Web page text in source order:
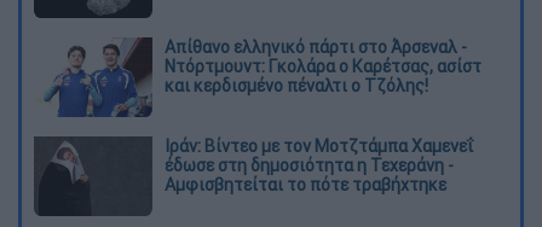
Απίθανο ελληνικό πάρτι στο Άρσεναλ -
Ντόρτμουντ: Γκολάρα ο Καρέτσας, ασίστ
και κερδισμένο πέναλτι ο Τζόλης!
Ιράν: Βίντεο με τον Μοτζτάμπα Χαμενεΐ
έδωσε στη δημοσιότητα η Τεχεράνη -
Αμφισβητείται το πότε τραβήχτηκε